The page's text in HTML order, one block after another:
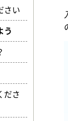
さい
う
ださ